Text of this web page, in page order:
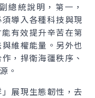
總統說明，第一，
導入各種科技與現
有效提升辛苦在第
維權能量。另外也
，捍衛海疆秩序、
。
展現生態韌性，去